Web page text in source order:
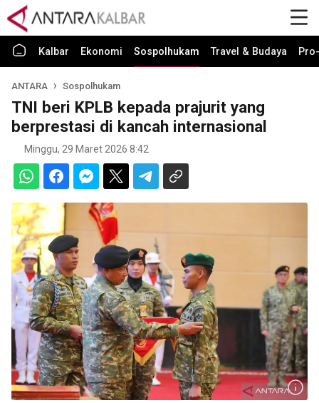
Kalbar Ekonomi Sospolhukam Travel & Budaya
ANTARA Sospolhukam
TNI beri KPLB kepada prajurit yang
berprestasi di kancah internasional
Minggu, 29 Maret 2026 8:42